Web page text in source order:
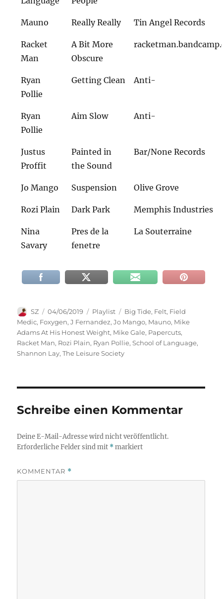
Mauno Really Really Tin Angel Records
Racket
Man
A Bit More
Obscure
Ryan
Pollie
Getting Clean Anti-
Ryan
Pollie
Aim Slow Anti-
Justus
Proffit
Painted in
the Sound
Bar/None Records
Jo Mango Suspension Olive Grove
Rozi Plain Dark Park Memphis Industries
Nina
Savary
Pres de la
fenetre
La Souterraine
Autor
SZ
Veröffentlicht
am
04/06/2019 Kategorien
Playlist Schlagwörter
Big Tide, Felt, Field
Medic, Foxygen,J Fernandez,Jo Mango, Mauno, Mike
Adams At His Honest Weight, Mike Gale, Papercuts,
Racket Man, Rozi Plain, Ryan Pollie,School of Language,
Shannon Lay,The Leisure Society
Schreibe einen Kommentar
Deine E-Mail-Adresse wird nicht veröffentlicht.
Erforderliche Felder sind mit *markiert
KOMMENTAR *